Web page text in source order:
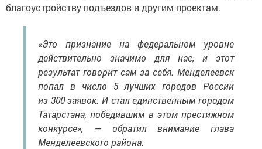
благоустройству подъездов и другим проектам.
«Это признание на федеральном уровне
действительно значимо для нас, и этот
результат говорит сам за себя. Менделеевск
попал в число 5 лучших городов России
из 300 заявок. И стал единственным городом
Татарстана, победившим в этом престижном
конкурсе», — обратил внимание глава
Менделеевского района.